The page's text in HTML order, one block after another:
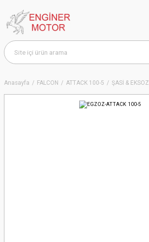
Anasayfa FALCON ATTACK 100-5 ŞASİ & EKSOZ